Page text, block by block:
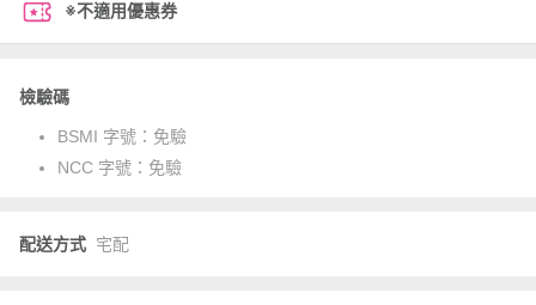
※不適用優惠券
檢驗碼
BSMI 字號： 免驗
NCC 字號： 免驗
配送方式 宅配